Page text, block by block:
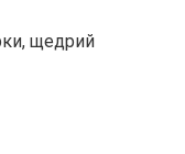
щедрий